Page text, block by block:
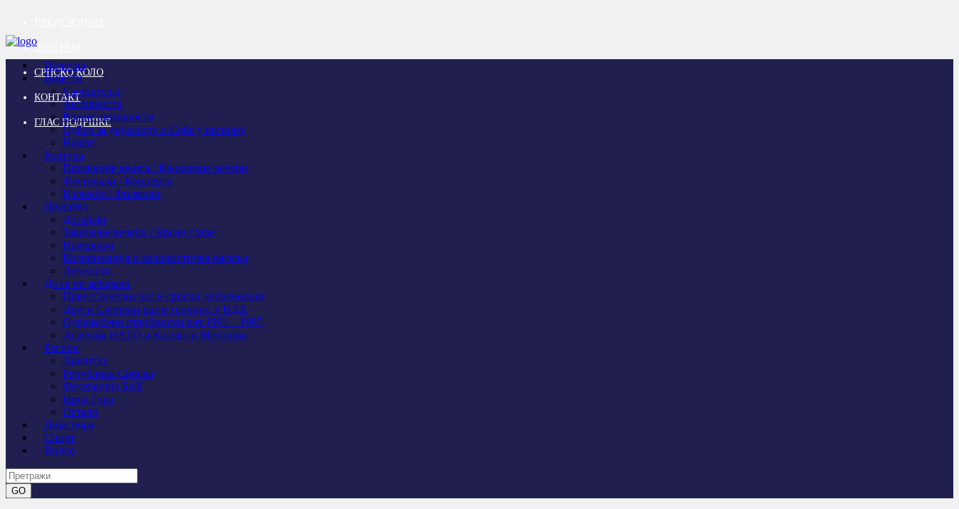
ПРОГРАМ
СРПСКО КОЛО
КОНТАКТ
ГЛАС ПОДРШКЕ
Почетна
Вијести
Саопштења
Активности
Важне активности
Одбор за дијаспору и Србе у региону
Најаве
Култура
Промоције књига / Књижевне вечери
Фестивали / Концерти
Изложбе / Филмови
Друштво
Догађаји
Завичајне вечери / Крсне славе
Интервјуи
Колонизација и колонистичка насеља
Личности
Да се не заборави
Први Свјeтски рат и српски добровољци
Други Свјетски рат и геноцид у НДХ
Одбрамбено отаџбински рат 1991 – 1995
Агресија НАТО и Косово и Метохија
Регион
Хрватска
Република Српска
Федерација БиХ
Црна Гора
Остало
Дијаспора
Спорт
Видео